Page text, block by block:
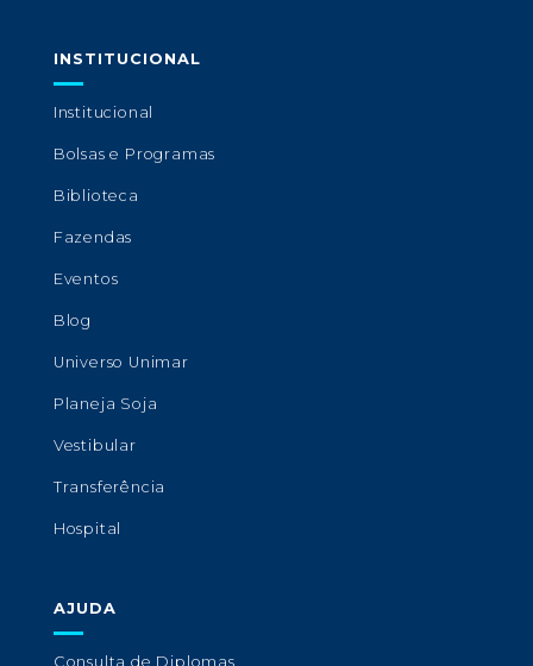
INSTITUCIONAL
Institucional
Bolsas e Programas
Biblioteca
Fazendas
Eventos
Blog
Universo Unimar
Planeja Soja
Vestibular
Transferência
Hospital
AJUDA
Consulta de Diplomas